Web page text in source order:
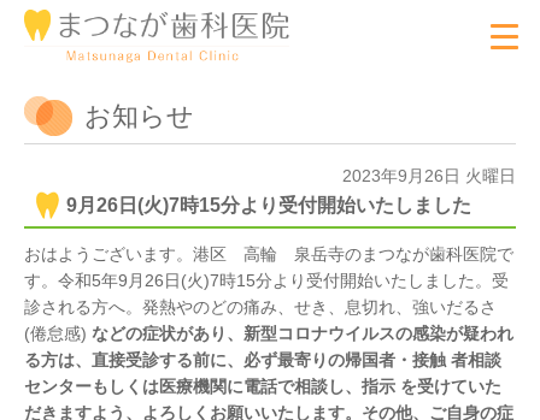
お知らせ
2023年9月26日 火曜日
9月26日(火)7時15分より受付開始いたしました
おはようございます。港区 高輪 泉岳寺のまつなが歯科医院で
す。令和5年9月26日(火)7時15分より受付開始いたしました。受
診される方へ。発熱やのどの痛み、せき、息切れ、強いだるさ
(倦怠感) などの症状があり、新型コロナウイルスの感染が疑われ
る方は、直接受診する前に、必ず最寄りの帰国者・接触 者相談
センターもしくは医療機関に電話で相談し、指示 を受けていた
だきますよう、よろしくお願いいたします。その他、ご自身の症